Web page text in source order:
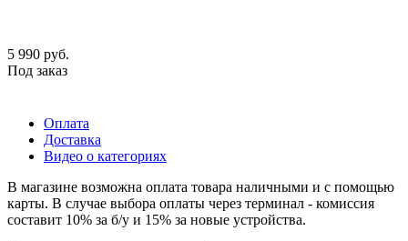
5 990 руб.
Под заказ
Оплата
Доставка
Видео о категориях
В магазине возможна оплата товара наличными и с помощью
карты. В случае выбора оплаты через терминал - комиссия
составит 10% за б/у и 15% за новые устройства.